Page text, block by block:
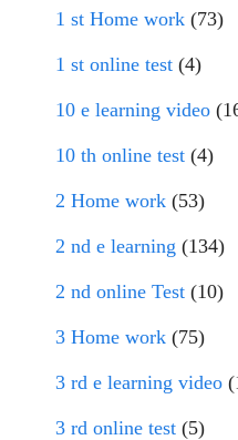
1 st Home work (73)
1 st online test (4)
10 e learning video
10 th online test (4)
2 Home work (53)
2 nd e learning (134)
2 nd online Test (10)
3 Home work (75)
3 rd e learning video
3 rd online test (5)